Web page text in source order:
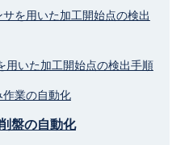
を用いた加工開始点の検出
用いた加工開始点の検出手順
作業の自動化
盤の自動化